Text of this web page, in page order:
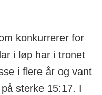
konkurrerer for
i løp har i tronet
i flere år og vant
sterke 15:17. I